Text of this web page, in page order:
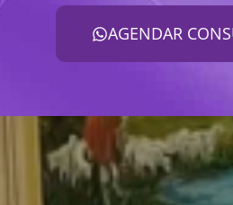
AGENDAR